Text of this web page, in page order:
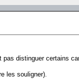
distinguer certains
les souligner).